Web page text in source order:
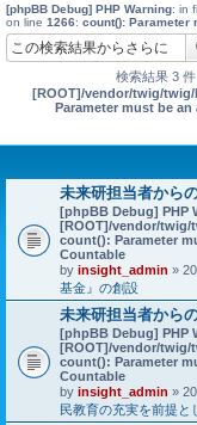
[phpBB Debug] PHP Warning: in
on line 1266: count(): Parameter
検索結果 3 件
[ROOT]/vendor/twig/
Parameter must be
未来研担当者から
[phpBB Debug] PHP
[ROOT]/vendor/twig/
count(): Parameter
Countable
by insight_admin »
基金』の創設
未来研担当者から
[phpBB Debug] PHP
[ROOT]/vendor/twig/
count(): Parameter
Countable
by insight_admin »
民教育の充実を前提と